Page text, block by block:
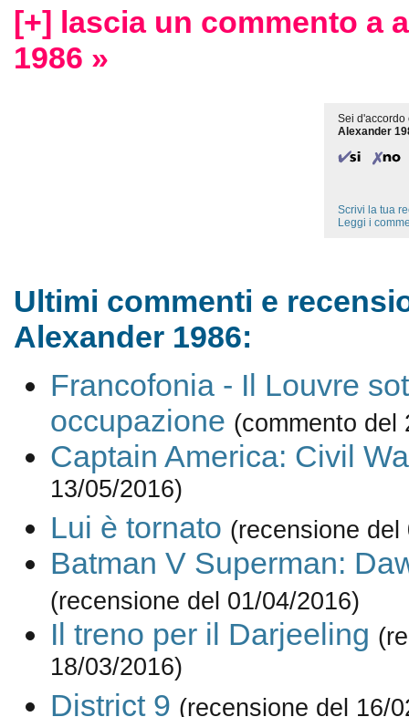
[+] lascia un commento a
1986 »
Sei d'accordo
Alexander
Scrivi la tua
Leggi i
Ultimi commenti e
Alexander 1986:
Francofonia - Il Louvre
occupazione (commento del
Captain America: Civil
13/05/2016)
Lui è tornato (recensione del
Batman V Superman:
(recensione del 01/04/2016)
Il treno per il Darjeeling
18/03/2016)
District 9 (recensione del 16/